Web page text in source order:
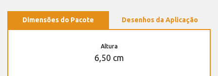
Dimensões do Pacote Desenhos da Aplicação
Altura
6,50 cm